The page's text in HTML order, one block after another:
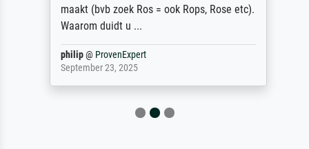
maakt (bvb zoek Ros = ook Rops, Rose etc).
Waarom duidt u ...
philip@ProvenExpert
September 23, 2025